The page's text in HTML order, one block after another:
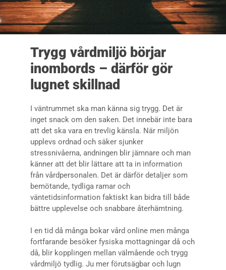
Trygg vårdmiljö börjar
inombords – därför gör
lugnet skillnad
I väntrummet ska man känna sig trygg. Det är
inget snack om den saken. Det innebär inte bara
att det ska vara en trevlig känsla. När miljön
upplevs ordnad och säker sjunker
stressnivåerna, andningen blir jämnare och man
känner att det blir lättare att ta in information
från vårdpersonalen. Det är därför detaljer som
bemötande, tydliga ramar och
väntetidsinformation faktiskt kan bidra till både
bättre upplevelse och snabbare återhämtning.
I en tid då många bokar vård online men många
fortfarande besöker fysiska mottagningar då och
då, blir kopplingen mellan välmående och trygg
vårdmiljö tydlig. Ju mer förutsägbar och lugn